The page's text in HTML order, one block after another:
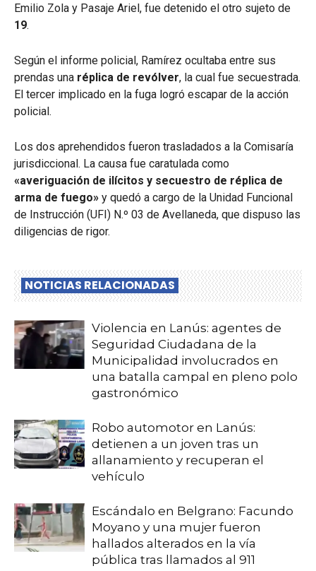
Emilio Zola y Pasaje Ariel, fue detenido el otro sujeto de
19.
Según el informe policial, Ramírez ocultaba entre sus
prendas una réplica de revólver, la cual fue secuestrada.
El tercer implicado en la fuga logró escapar de la acción
policial.
Los dos aprehendidos fueron trasladados a la Comisaría
jurisdiccional. La causa fue caratulada como
«averiguación de ilícitos y secuestro de réplica de
arma de fuego» y quedó a cargo de la Unidad Funcional
de Instrucción (UFI) N.º 03 de Avellaneda, que dispuso las
diligencias de rigor.
NOTICIAS RELACIONADAS
Violencia en Lanús: agentes de
Seguridad Ciudadana de la
Municipalidad involucrados en
una batalla campal en pleno polo
gastronómico
Robo automotor en Lanús:
detienen a un joven tras un
allanamiento y recuperan el
vehículo
Escándalo en Belgrano: Facundo
Moyano y una mujer fueron
hallados alterados en la vía
pública tras llamados al 911